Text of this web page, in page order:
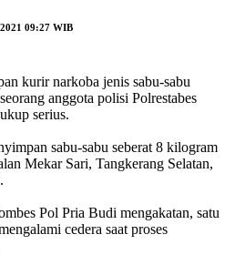
09:27 WIB
kurir narkoba jenis sabu-sabu
anggota polisi Polrestabes
serius.
sabu-sabu seberat 8 kilogram
Mekar Sari, Tangkerang Selatan,
Pol Pria Budi mengakatan, satu
cedera saat proses